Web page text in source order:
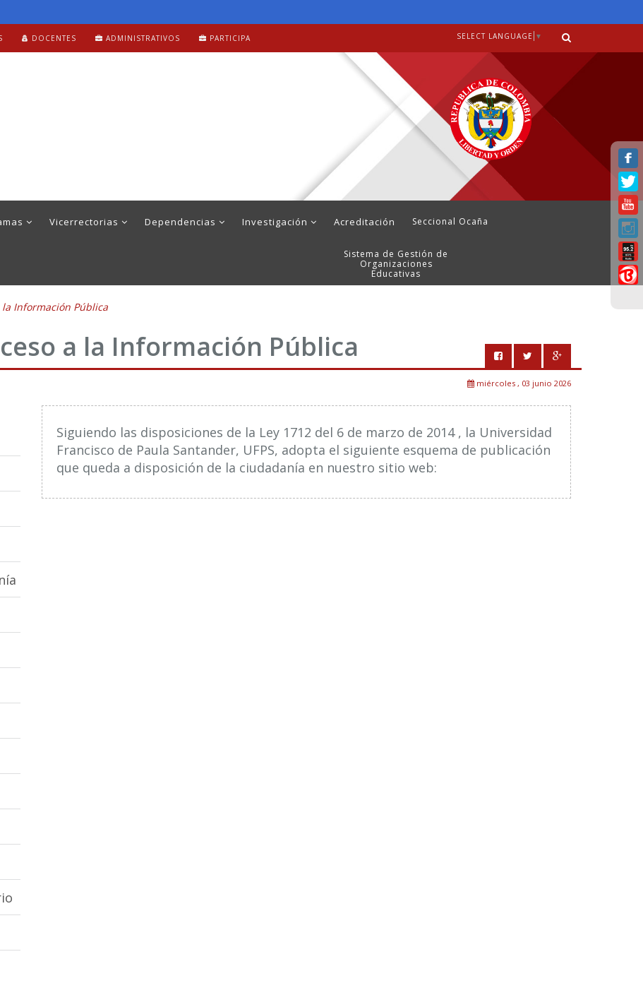
DOCENTES ADMINISTRATIVOS PARTICIPA SELECT LANGUAGE ▼
Vicerrectorias Dependencias Investigación Acreditación Seccional Ocaña
Sistema de Gestión de
Organizaciones
Educativas
la Información Pública
a la Información Pública
miércoles , 03 junio 2026
Siguiendo las disposiciones de la Ley 1712 del 6 de marzo de 2014 , la Universidad
Francisco de Paula Santander, UFPS, adopta el siguiente esquema de publicación
que queda a disposición de la ciudadanía en nuestro sitio web: